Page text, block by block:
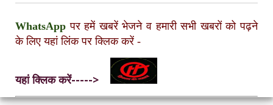
WhatsApp पर हमें खबरें भेजने व हमारी सभी खबरों को पढ़ने
के लिए यहां लिंक पर क्लिक करें -
यहां क्लिक करें----->